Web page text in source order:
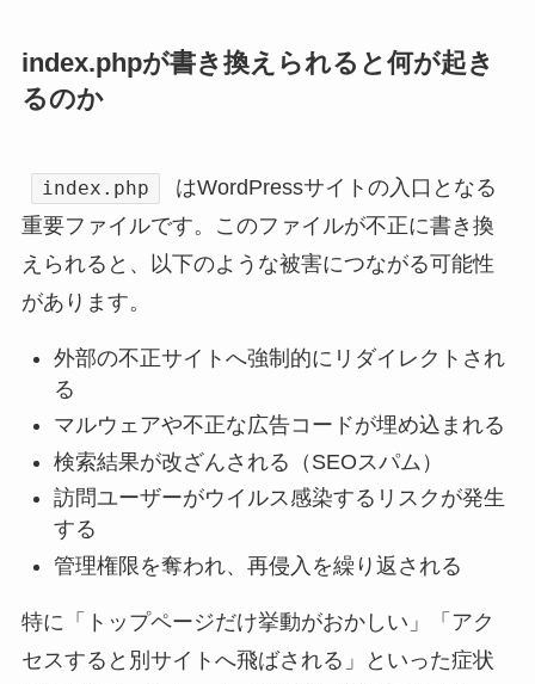
index.phpが書き換えられると何が起き
るのか
index.php
はWordPressサイトの入口となる
重要ファイルです。このファイルが不正に書き換
えられると、以下のような被害につながる可能性
があります。
外部の不正サイトへ強制的にリダイレクトされ
る
マルウェアや不正な広告コードが埋め込まれる
検索結果が改ざんされる（SEOスパム）
訪問ユーザーがウイルス感染するリスクが発生
する
管理権限を奪われ、再侵入を繰り返される
特に「トップページだけ挙動がおかしい」「アク
セスすると別サイトへ飛ばされる」といった症状